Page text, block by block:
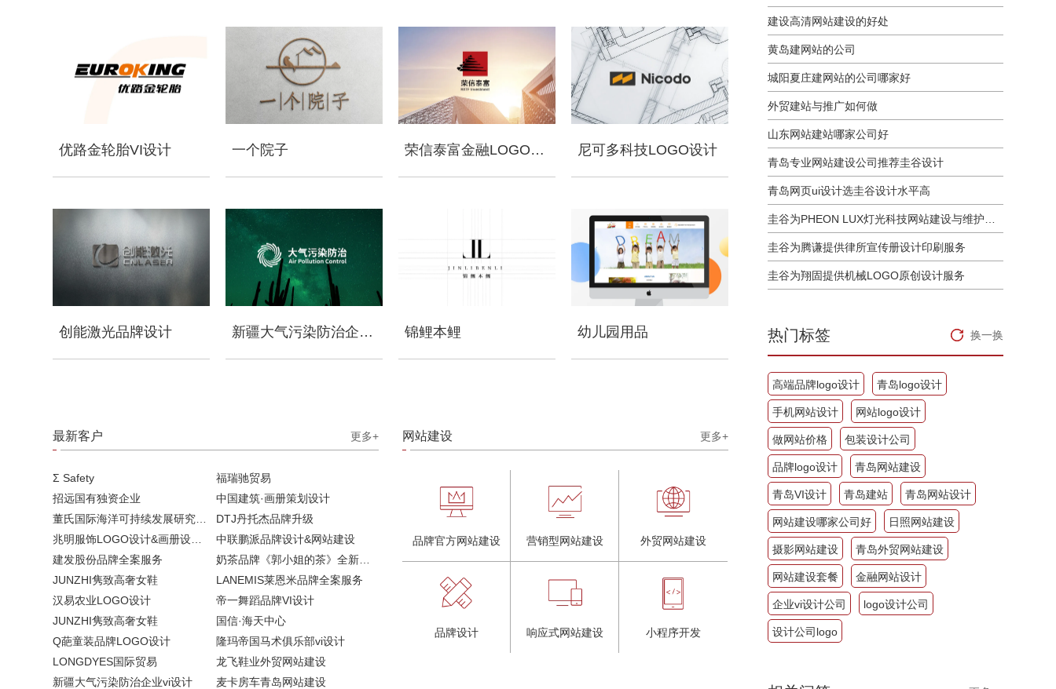
优路金轮胎VI设计 一个院子 荣信泰富金融LOGO设计 尼可多科技LOGO设计
创能激光品牌设计 新疆大气污染防治企业vi设计 锦鲤本鲤 幼儿园用品
最新客户 更多+
Σ Safety
福瑞驰贸易
招远国有独资企业
中国建筑·画册策划设计
DTJ丹托杰品牌升级
中联鹏派品牌设计&网站建设
建发股份品牌全案服务
奶茶品牌《郭小姐的茶》全新视觉｜每天一杯好茶
JUNZHI隽致高奢女鞋
LANEMIS莱恩米品牌全案服务
汉易农业LOGO设计
帝一舞蹈品牌VI设计
JUNZHI隽致高奢女鞋
国信·海天中心
Q葩童装品牌LOGO设计
隆玛帝国马术俱乐部vi设计
LONGDYES国际贸易
龙飞鞋业外贸网站建设
新疆大气污染防治企业vi设计
麦卡房车青岛网站建设
网站建设 更多+
品牌官方网站建设 营销型网站建设 外贸网站建设
品牌设计 响应式网站建设 小程序开发
建设高清网站建设的好处
黄岛建网站的公司
城阳夏庄建网站的公司哪家好
外贸建站与推广如何做
山东网站建站哪家公司好
青岛专业网站建设公司推荐圭谷设计
青岛网页ui设计选圭谷设计水平高
圭谷为腾谦提供律所宣传册设计印刷服务
圭谷为翔固提供机械LOGO原创设计服务
热门标签 换一换
高端品牌logo设计 青岛logo设计
手机网站设计 网站logo设计
做网站价格 包装设计公司
品牌logo设计 青岛网站建设
青岛VI设计 青岛建站 青岛网站设计
网站建设哪家公司好 日照网站建设
摄影网站建设 青岛外贸网站建设
网站建设套餐 金融网站设计
企业vi设计公司 logo设计公司
设计公司logo